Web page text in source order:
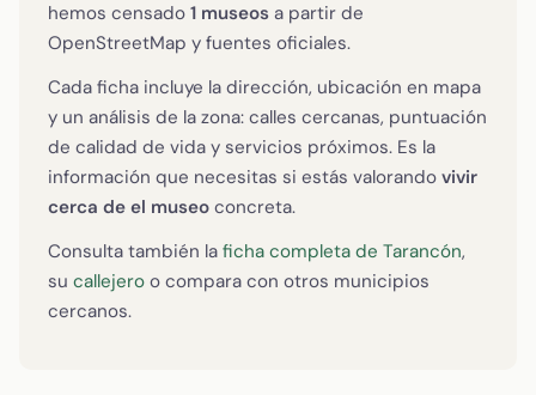
hemos censado 1 museos a partir de
OpenStreetMap y fuentes oficiales.
Cada ficha incluye la dirección, ubicación en mapa
y un análisis de la zona: calles cercanas, puntuación
de calidad de vida y servicios próximos. Es la
información que necesitas si estás valorando vivir
cerca de el museo concreta.
Consulta también la ficha completa de Tarancón,
su callejero o compara con otros municipios
cercanos.